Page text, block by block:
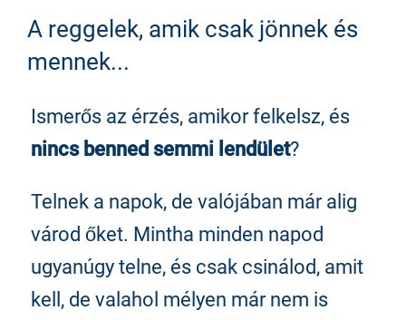
A reggelek, amik csak jönnek és
mennek...
Ismerős az érzés, amikor felkelsz, és
nincs benned semmi lendület?
Telnek a napok, de valójában már alig
várod őket. Mintha minden napod
ugyanúgy telne, és csak csinálod, amit
kell, de valahol mélyen már nem is